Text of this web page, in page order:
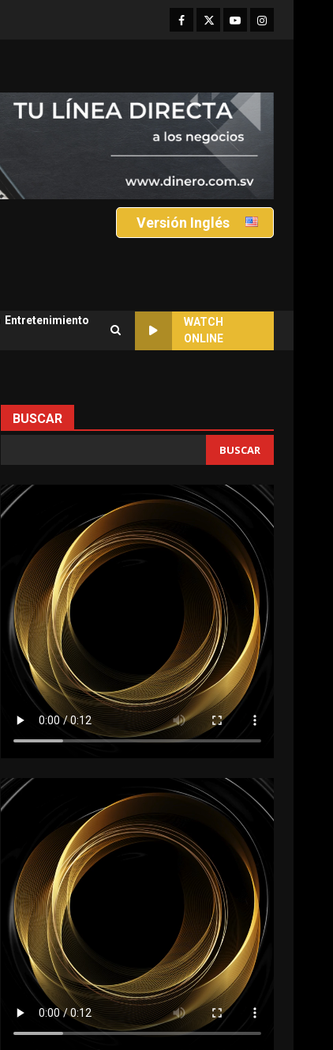
Facebook
TwitterYoutubeInstagram
Versión Inglés
Entretenimiento
WATCH
ONLINE
BUSCAR
BUSCAR